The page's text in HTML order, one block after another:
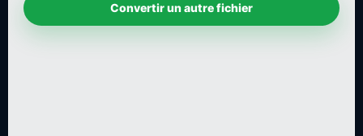
Convertir un autre fichier